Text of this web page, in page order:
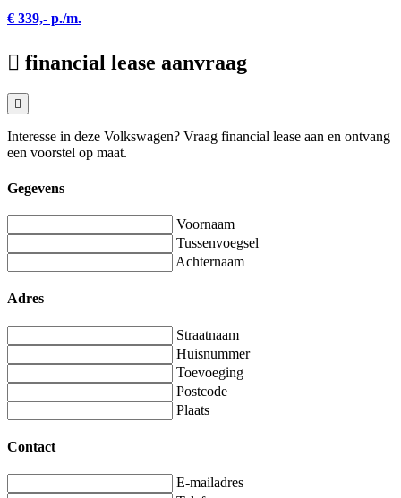
€ 339,- p./m.
financial lease aanvraag
Interesse in deze Volkswagen? Vraag financial lease aan en ontvang
een voorstel op maat.
Gegevens
Voornaam
Tussenvoegsel
Achternaam
Adres
Straatnaam
Huisnummer
Toevoeging
Postcode
Plaats
Contact
E-mailadres